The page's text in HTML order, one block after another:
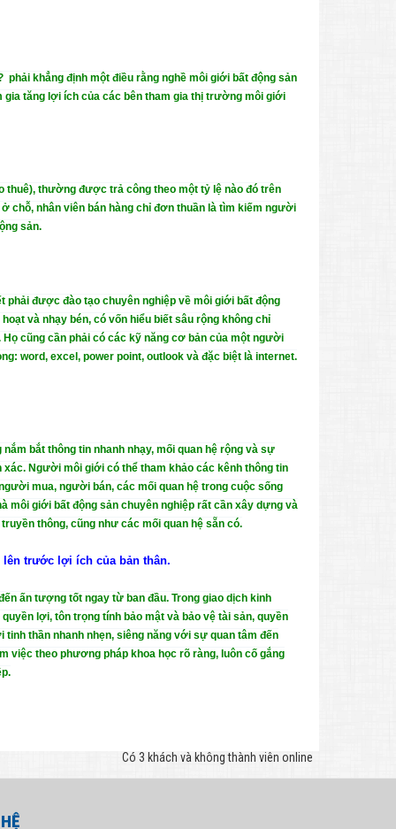
khẳng định một điều rằng nghề môi giới bất động sản
gia tăng lợi ích của các bên tham gia thị trường môi giới
thuê), thường được trả công theo một tỷ lệ nào đó trên
chỗ, nhân viên bán hàng chỉ đơn thuần là tìm kiếm người
sản.
được đào tạo chuyên nghiệp về môi giới bất động
và nhạy bén, có vốn hiểu biết sâu rộng không chỉ
cũng cần phải có các kỹ năng cơ bản của một người
word, excel, power point, outlook và đặc biệt là internet.
bắt thông tin nhanh nhạy, mối quan hệ rộng và sự
Người môi giới có thể tham khảo các kênh thông tin
mua, người bán, các mối quan hệ trong cuộc sống
môi giới bất động sản chuyên nghiệp rất cần xây dựng và
thông, cũng như các mối quan hệ sẵn có.
trước lợi ích của bản thân.
ấn tượng tốt ngay từ ban đầu. Trong giao dịch kinh
lợi, tôn trọng tính bảo mật và bảo vệ tài sản, quyền
thần nhanh nhẹn, siêng năng với sự quan tâm đến
việc theo phương pháp khoa học rõ ràng, luôn cố gắng
Có 3 khách và không thành viên online